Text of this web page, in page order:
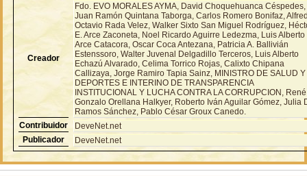
Creador
Fdo. EVO MORALES AYMA, David Choquehuanca Céspedes,
Juan Ramón Quintana Taborga, Carlos Romero Bonifaz,
Octavio Rada Velez, Walker Sixto San Miguel Rodríguez,
E. Arce Zaconeta, Noel Ricardo Aguirre Ledezma, Luis Alberto
Arce Catacora, Oscar Coca Antezana, Patricia A. Ballivián
Estenssoro, Walter Juvenal Delgadillo Terceros, Luis Alberto
Echazú Alvarado, Celima Torrico Rojas, Calixto Chipana
Callizaya, Jorge Ramiro Tapia Sainz, MINISTRO DE SALUD Y
DEPORTES E INTERINO DE TRANSPARENCIA
INSTITUCIONAL Y LUCHA CONTRA LA CORRUPCION, René
Gonzalo Orellana Halkyer, Roberto Iván Aguilar Gómez, Julia
Ramos Sánchez, Pablo César Groux Canedo.
Contribuidor
DeveNet.net
Publicador
DeveNet.net